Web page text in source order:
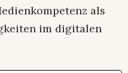
als
im digitalen